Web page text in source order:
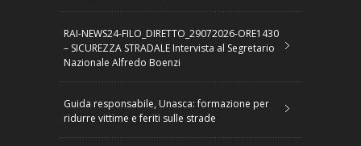
RAI-NEWS24-FILO_DIRETTO_29072026-ORE1430
– SICUREZZA STRADALE Intervista al Segretario
Nazionale Alfredo Boenzi
Guida responsabile, Unasca: formazione per
ridurre vittime e feriti sulle strade